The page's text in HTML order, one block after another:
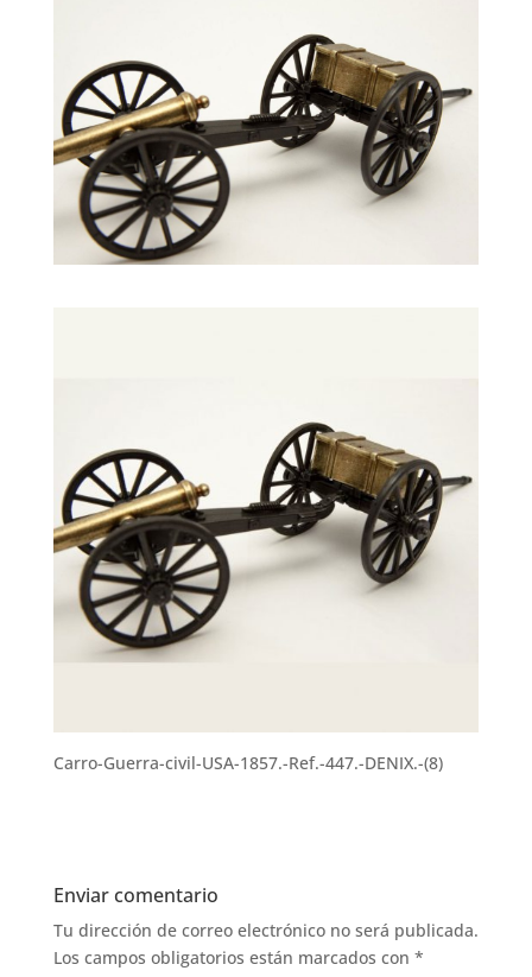
Carro-Guerra-civil-USA-1857.-Ref.-447.-DENIX.-(8)
Enviar comentario
Tu dirección de correo electrónico no será publicada.
Los campos obligatorios están marcados con *